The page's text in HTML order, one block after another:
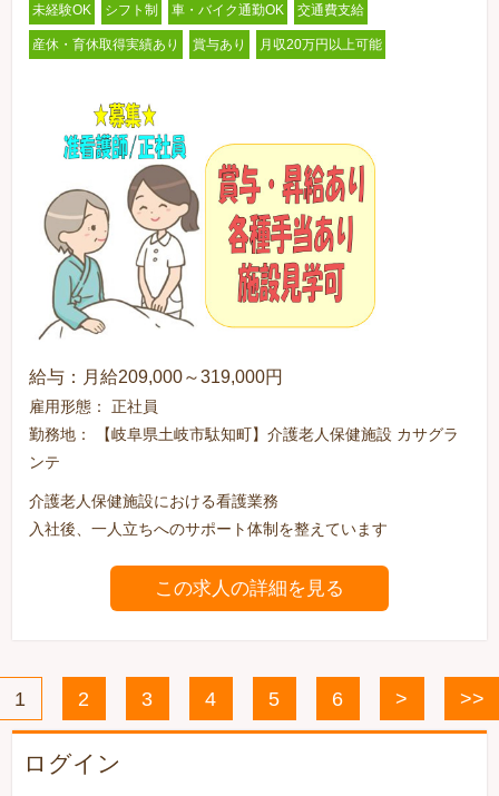
未経験OK シフト制 車・バイク通勤OK 交通費支給
産休・育休取得実績あり 賞与あり 月収20万円以上可能
給与：月給209,000～319,000円
雇用形態： 正社員
勤務地： 【岐阜県土岐市駄知町】介護老人保健施設 カサグラ
ンテ
介護老人保健施設における看護業務
入社後、一人立ちへのサポート体制を整えています
この求人の詳細を見る
1 2 3 4 5 6 > >>
ログイン